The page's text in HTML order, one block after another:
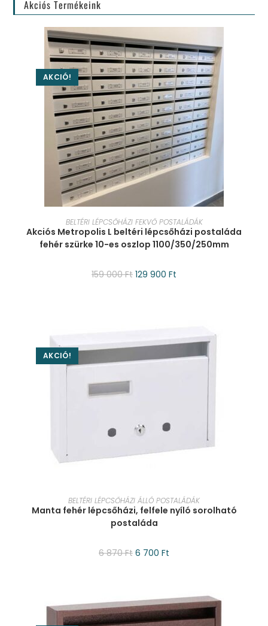
Akciós Termékeink
AKCIÓ!
KOSÁRBA TESZEM
BELTÉRI LÉPCSŐHÁZI FEKVŐ POSTALÁDÁK
Akciós Metropolis L beltéri lépcsőházi postaláda
fehér szürke 10-es oszlop 1100/350/250mm
159 000Ft 129 900 Ft
AKCIÓ!
KOSÁRBA TESZEM
BELTÉRI LÉPCSŐHÁZI ÁLLÓ POSTALÁDÁK
Manta fehér lépcsőházi, felfele nyíló sorolható
postaláda
6 870Ft 6 700 Ft